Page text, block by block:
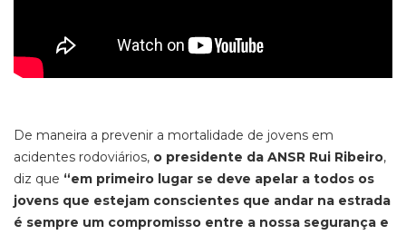
De maneira a prevenir a mortalidade de jovens em
acidentes rodoviários, o presidente da ANSR Rui Ribeiro,
diz que “em primeiro lugar se deve apelar a todos os
jovens que estejam conscientes que andar na estrada
é sempre um compromisso entre a nossa segurança e